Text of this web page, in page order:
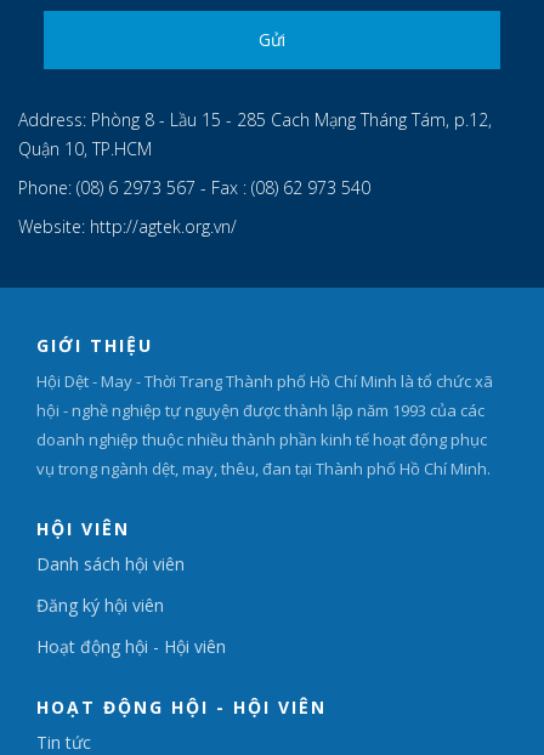
Address: Phòng 8 - Lầu 15 - 285 Cach Mạng Tháng Tám, p.12,
Quận 10, TP.HCM
Phone: (08) 6 2973 567 - Fax : (08) 62 973 540
Website: http://agtek.org.vn/
GIỚI THIỆU
Hội Dệt - May - Thời Trang Thành phố Hồ Chí Minh là tổ chức xã
hội - nghề nghiệp tự nguyện được thành lập năm 1993 của các
doanh nghiệp thuộc nhiều thành phần kinh tế hoạt động phục
vụ trong ngành dệt, may, thêu, đan tại Thành phố Hồ Chí Minh.
HỘI VIÊN
Danh sách hội viên
Đăng ký hội viên
Hoạt động hội - Hội viên
HOẠT ĐỘNG HỘI - HỘI VIÊN
Tin tức